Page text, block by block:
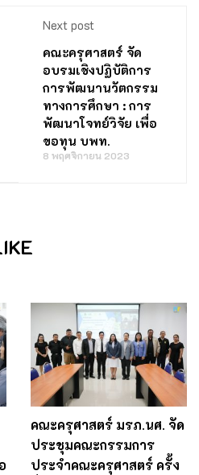
Next post
คณะครุศาสตร์ จัด
อบรมเชิงปฏิบัติการ
การพัฒนานวัตกรรม
ทางการศึกษา : การ
พัฒนาโจทย์วิจัย เพื่อ
ขอทุน บพท.
8 พฤศจิกายน 2023
คณะครุศาสตร์ มรภ.นศ. จัด
ประชุมคณะกรรมการ
ประจำคณะครุศาสตร์ ครั้ง